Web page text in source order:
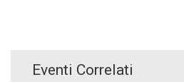
Eventi Correlati